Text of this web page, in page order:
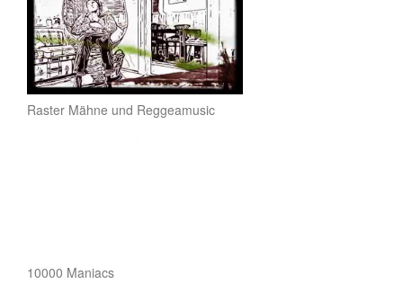
Raster Mähne und Reggeamusic
10000 Maniacs